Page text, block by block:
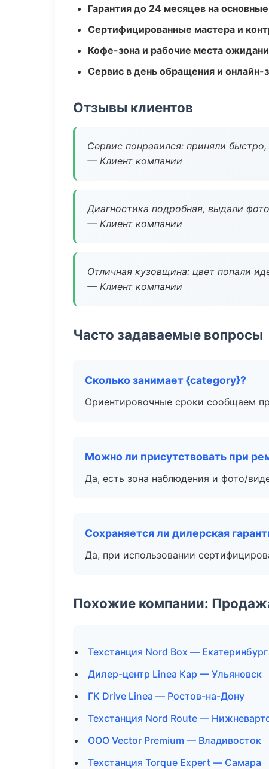
Гарантия до 24 месяцев на
Сертифицированные мастера и
Кофе-зона и рабочие места
Сервис в день обращения и онлайн-
Отзывы клиентов
Сервис понравился: приняли
— Клиент компании
Диагностика подробная, выдали
— Клиент компании
Отличная кузовщина: цвет попали
— Клиент компании
Часто задаваемые вопросы
Сколько занимает {category}?
Ориентировочные сроки сообщаем
Можно ли присутствовать при
Да, есть зона наблюдения и фото/
Сохраняется ли дилерская
Да, при использовании
Похожие компании:
Техстанция Nord Box — Екатеринбург
Дилер-центр Linea Кар — Ульяновск
ГК Drive Linea — Ростов-на-Дону
Техстанция Nord Route —
ООО Vector Premium — Владивосток
Техстанция Torque Expert — Самара